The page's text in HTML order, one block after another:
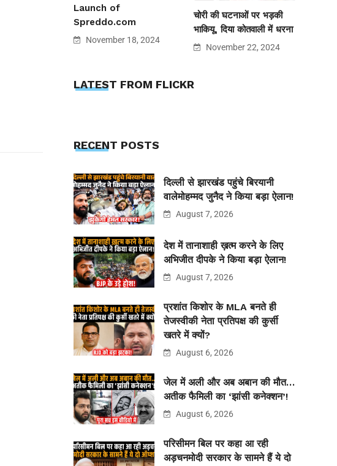
Launch of
Spreddo.com
November 18, 2024
चोरी की घटनाओं पर भड़की
भाकियू, दिया कोतवाली में धरना
November 22, 2024
LATEST FROM FLICKR
RECENT POSTS
दिल्ली से झारखंड पहुंचे बिरयानी
वालेमोहम्मद जुनैद ने किया बड़ा ऐलान!
August 7, 2026
देश में तानाशाही ख़त्म करने के लिए
अभिजीत दीपके ने किया बड़ा ऐलान!
August 7, 2026
प्रशांत किशोर के MLA बनते ही
तेजस्वीकी नेता प्रतिपक्ष की कुर्सी
खतरे में क्यों?
August 6, 2026
जेल में अली और अब अबान की मौत…
अतीक फैमिली का ‘झांसी कनेक्शन’!
August 6, 2026
परिसीमन बिल पर कहा आ रही
अड़चनमोदी सरकार के सामने हैं ये दो